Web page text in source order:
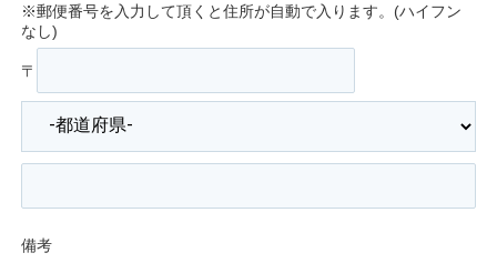
※郵便番号を入力して頂くと住所が自動で入ります。(ハイフン
なし)
〒
備考